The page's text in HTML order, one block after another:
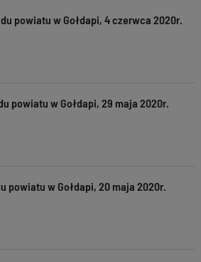
powiatu w Gołdapi, 4 czerwca 2020r.
powiatu w Gołdapi, 29 maja 2020r.
powiatu w Gołdapi, 20 maja 2020r.